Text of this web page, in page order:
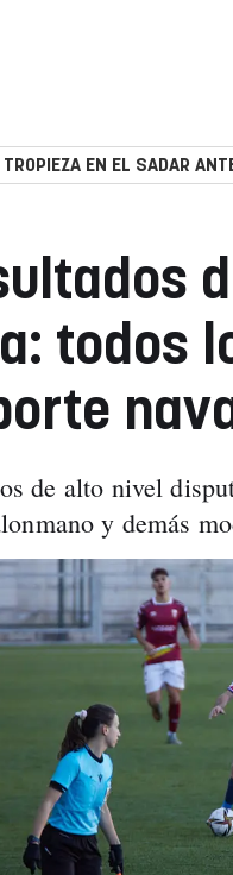
EN EL SADAR
todos
de alto nivel
y demás